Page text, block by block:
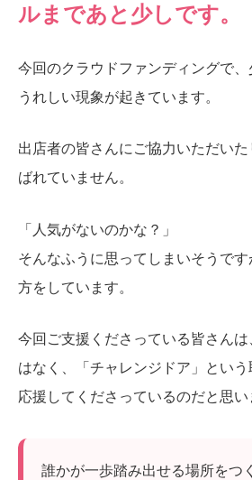
ルまであと少しです。
今回のクラウドファンディングで、
うれしい現象が起きています。
出店者の皆さんにご協力いただい
ばれていません。
「人気がないのかな？」
そんなふうに思ってしまいそうで
方をしています。
今回ご支援くださっている皆さん
はなく、「チャレンジドア」とい
応援してくださっているのだと思い
誰かが一歩踏み出せる場所をつ